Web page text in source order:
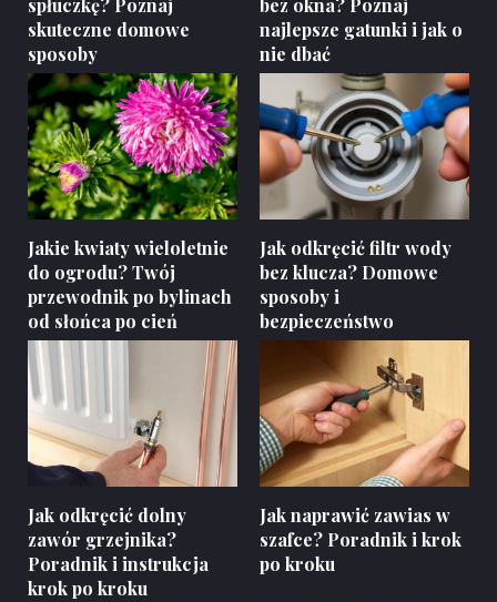
spłuczkę? Poznaj
skuteczne domowe
sposoby
bez okna? Poznaj
najlepsze gatunki i jak o
nie dbać
Jakie kwiaty wieloletnie
do ogrodu? Twój
przewodnik po bylinach
od słońca po cień
Jak odkręcić filtr wody
bez klucza? Domowe
sposoby i
bezpieczeństwo
Jak odkręcić dolny
zawór grzejnika?
Poradnik i instrukcja
krok po kroku
Jak naprawić zawias w
szafce? Poradnik i krok
po kroku